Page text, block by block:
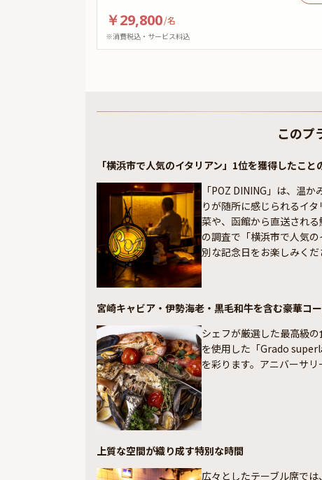
￥29,800/名
※消費税込・サービス料込
このプ
「横浜市で人気のイタリアン」1位を獲得したこと
「POZ DINING」は、温
りが随所に感じられるイ
菜や、函館から直送され
の調査で「横浜市で人気
別な記念日をお楽しみくだ
宮崎キャビア・伊勢海老・黒毛和牛を含む豪華コ
シェフが厳選した最高級
を使用した「Grado
を彩ります。アニバーサ
上質な空間が織り成す特別な時間
広々としたテーブル席で